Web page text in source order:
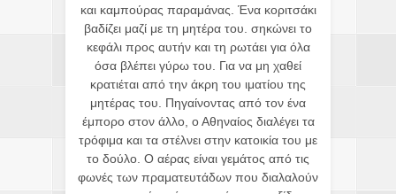
και καμπούρας παραμάνας. Ένα κοριτσάκι
βαδίζει μαζί με τη μητέρα του. σηκώνει το
κεφάλι προς αυτήν και τη ρωτάει για όλα
όσα βλέπει γύρω του. Για να μη χαθεί
κρατιέται από την άκρη του ιματίου της
μητέρας του. Πηγαίνοντας από τον ένα
έμπορο στον άλλο, ο Αθηναίος διαλέγει τα
τρόφιμα και τα στέλνει στην κατοικία του με
το δούλο. Ο αέρας είναι γεμάτος από τις
φωνές των πραματευτάδων που διαλαλούν